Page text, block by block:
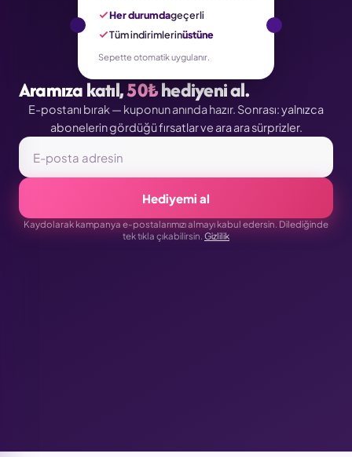
Her durumdageçerli
Tüm indirimlerinüstüne
Sepette otomatik uygulanır.
Aramıza katıl,50₺hediyeni al.
E-postanı bırak — kuponun anında hazır. Sonrası: yalnızca
abonelerin gördüğü fırsatlar ve ara ara sürprizler.
Hediyemi al
Kaydolarak kampanya e-postalarımızı almayı kabul edersin. Dilediğinde
tek tıkla çıkabilirsin. Gizlilik